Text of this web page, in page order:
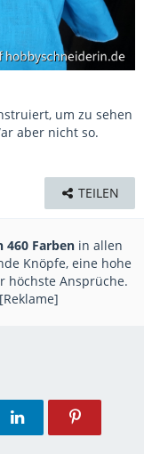
um zu sehen
aber nicht so.
TEILEN
460 Farben in allen
Knöpfe, eine hohe
höchste Ansprüche.
[Reklame]